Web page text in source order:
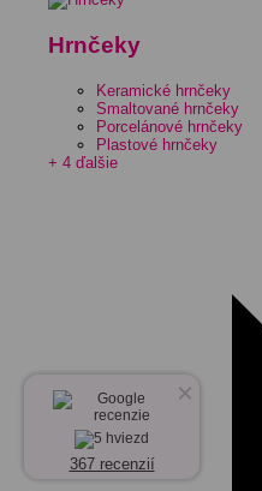
Hrnčeky
Keramické hrnčeky
Smaltované hrnčeky
Porcelánové hrnčeky
Plastové hrnčeky
+ 4 ďalšie
×
367 recenzií